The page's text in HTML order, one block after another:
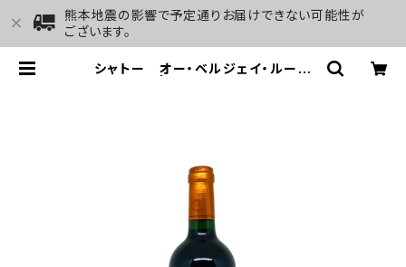
熊本地震の影響で予定通りお届けできない可能性が
ございます。
シャトー オー・ベルジェイ・ルージ